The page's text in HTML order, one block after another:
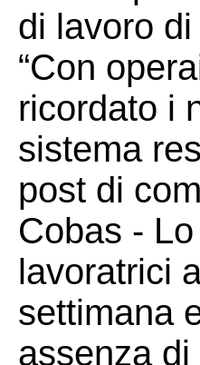
di lavoro
“Con
ricordato i
sistema
post di
Cobas -
lavoratrici
settimana
assenza